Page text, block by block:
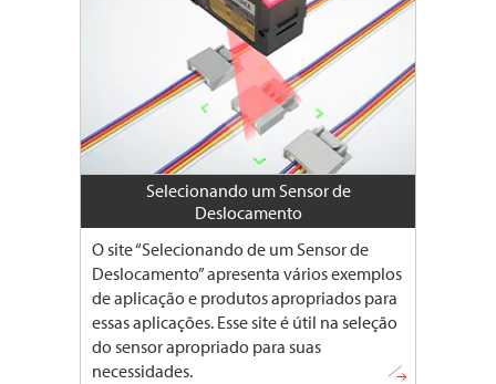
Selecionando um Sensor de
Deslocamento
O site “Selecionando de um Sensor de
Deslocamento” apresenta vários exemplos
de aplicação e produtos apropriados para
essas aplicações. Esse site é útil na seleção
do sensor apropriado para suas
necessidades.